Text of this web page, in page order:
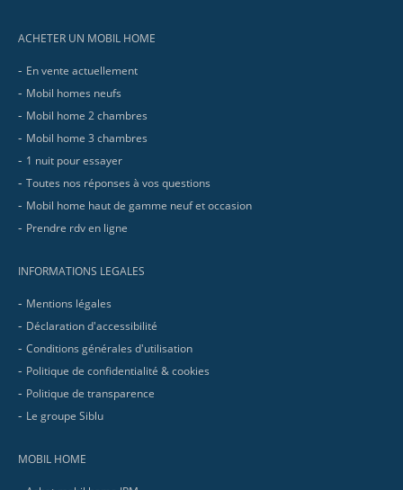
ACHETER UN MOBIL HOME
En vente actuellement
Mobil homes neufs
Mobil home 2 chambres
Mobil home 3 chambres
1 nuit pour essayer
Toutes nos réponses à vos questions
Mobil home haut de gamme neuf et occasion
Prendre rdv en ligne
INFORMATIONS LEGALES
Mentions légales
Déclaration d'accessibilité
Conditions générales d'utilisation
Politique de confidentialité & cookies
Politique de transparence
Le groupe Siblu
MOBIL HOME